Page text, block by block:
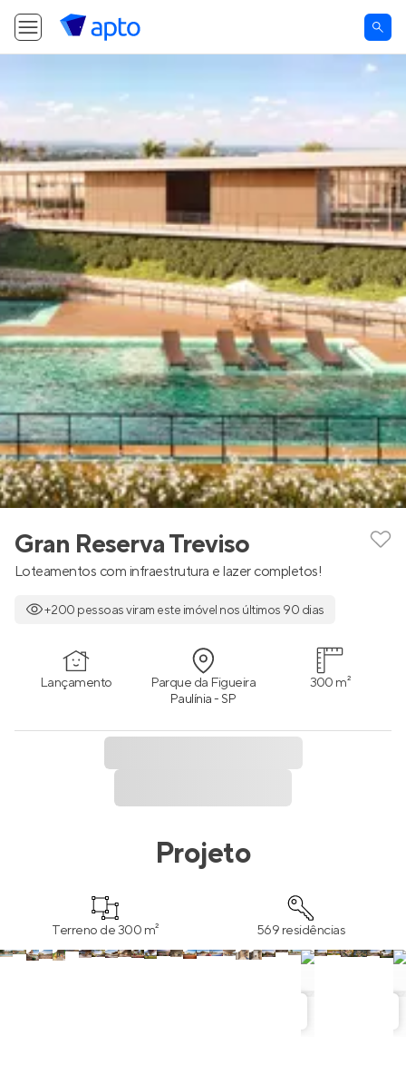
Gran Reserva Treviso
Loteamentos com infraestrutura e lazer completos!
+200 pessoas viram este imóvel nos últimos 90 dias
Lançamento Parque da Figueira
Paulínia - SP
300 m²
Projeto
Terreno de 300 m² 569 residências